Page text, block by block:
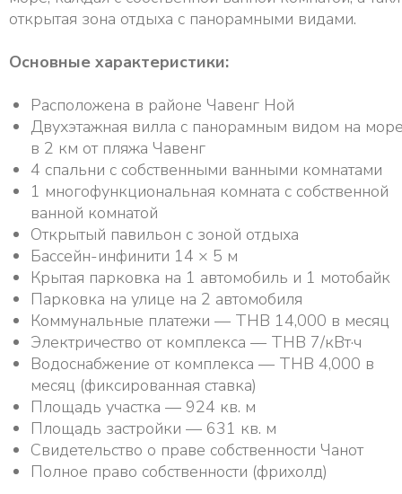
открытая зона отдыха с панорамными видами.
Основные характеристики:
Расположена в районе Чавенг Ной
Двухэтажная вилла с панорамным видом на
в 2 км от пляжа Чавенг
4 спальни с собственными ванными комнатами
1 многофункциональная комната с собственной
ванной комнатой
Открытый павильон с зоной отдыха
Бассейн-инфинити 14 × 5 м
Крытая парковка на 1 автомобиль и 1 мотобайк
Парковка на улице на 2 автомобиля
Коммунальные платежи — THB 14,000 в месяц
Электричество от комплекса — THB 7/кВт·ч
Водоснабжение от комплекса — THB 4,000 в
месяц (фиксированная ставка)
Площадь участка — 924 кв. м
Площадь застройки — 631 кв. м
Свидетельство о праве собственности Чанот
Полное право собственности (фрихолд)